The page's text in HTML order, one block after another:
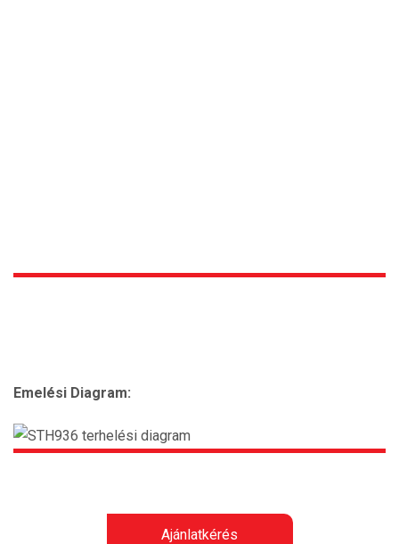
Emelési Diagram:
Ajánlatkérés